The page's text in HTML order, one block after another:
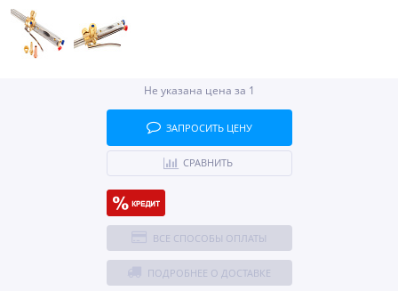
Не указана цена за 1
ЗАПРОСИТЬ ЦЕНУ
СРАВНИТЬ
ВСЕ СПОСОБЫ ОПЛАТЫ
ПОДРОБНЕЕ О ДОСТАВКЕ